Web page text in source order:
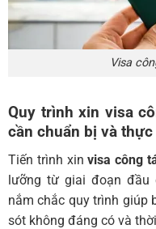
Visa
Quy trình xin visa
cần chuẩn bị và thực
Tiến trình xin visa công
lưỡng từ giai đoạn đầu
nắm chắc quy trình giúp
sót không đáng có và